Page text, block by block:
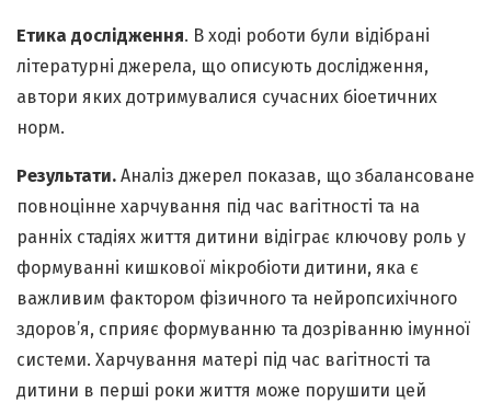
Етика дослідження. В ході роботи були відібрані
літературні джерела, що описують дослідження,
автори яких дотримувалися сучасних біоетичних
норм.
Результати. Аналіз джерел показав, що збалансоване
повноцінне харчування під час вагітності та на
ранніх стадіях життя дитини відіграє ключову роль у
формуванні кишкової мікробіоти дитини, яка є
важливим фактором фізичного та нейропсихічного
здоров’я, сприяє формуванню та дозріванню імунної
системи. Харчування матері під час вагітності та
дитини в перші роки життя може порушити цей